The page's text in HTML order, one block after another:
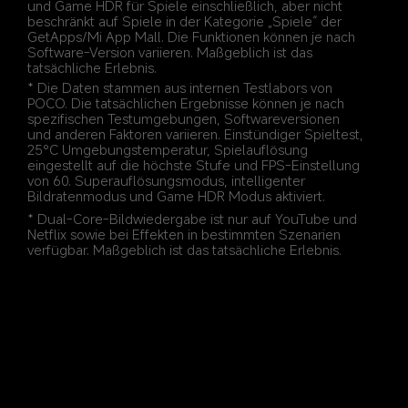
und Game HDR für Spiele einschließlich, aber nicht
beschränkt auf Spiele in der Kategorie „Spiele“ der
GetApps/Mi App Mall. Die Funktionen können je nach
Software-Version variieren. Maßgeblich ist das
* Die Daten stammen aus internen Testlabors von
POCO. Die tatsächlichen Ergebnisse können je nach
spezifischen Testumgebungen, Softwareversionen
und anderen Faktoren variieren. Einstündiger Spieltest,
25°C Umgebungstemperatur, Spielauflösung
eingestellt auf die höchste Stufe und FPS-Einstellung
von 60. Superauflösungsmodus, intelligenter
* Dual-Core-Bildwiedergabe ist nur auf YouTube und
Netflix sowie bei Effekten in bestimmten Szenarien